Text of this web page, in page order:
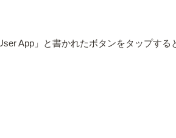
App」と書かれたボタンをタップす